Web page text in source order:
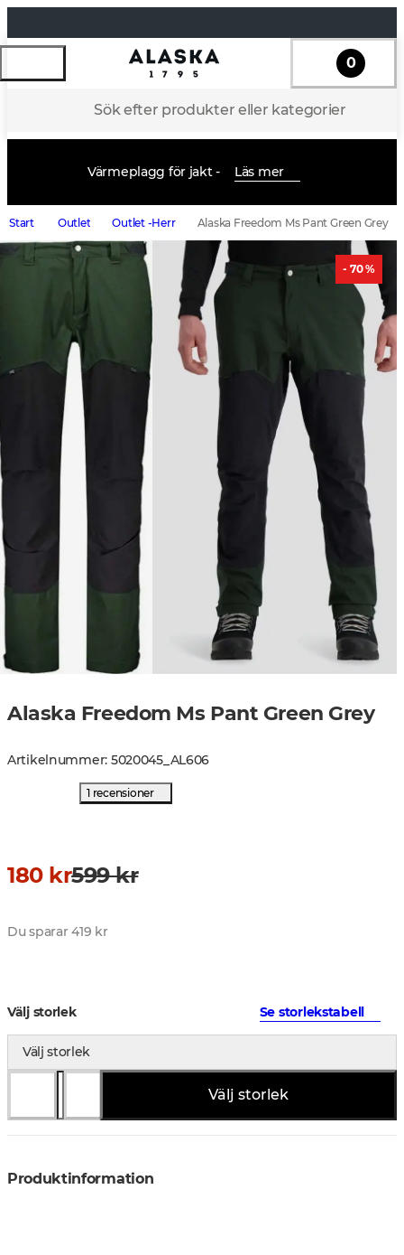
Sök efter produkter eller kategorier
0
Värmeplagg för jakt - Läs mer
Start Outlet Outlet -Herr Alaska Freedom Ms Pant Green Grey
- 70 %
Alaska Freedom Ms Pant Green Grey
Artikelnummer: 5020045_ AL606
1 recensioner
180 kr599 kr
Du sparar 419 kr
Välj storlek Se storlekstabell
Välj storlek
Välj storlek
Produktinformation